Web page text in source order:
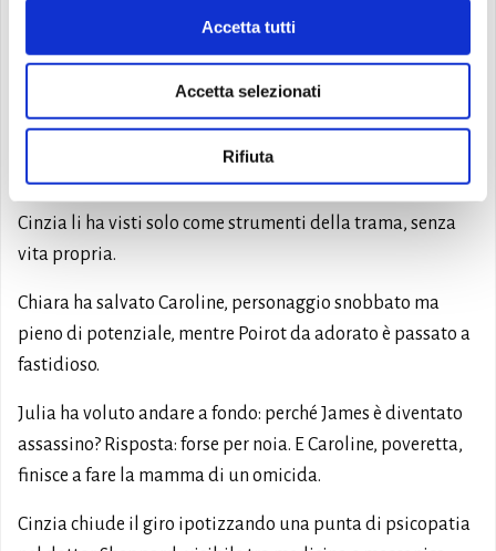
Accetta tutti
Accetta selezionati
Rifiuta
Franca li ha definiti immobili come la cittadina.
Cinzia li ha visti solo come strumenti della trama, senza
vita propria.
Chiara ha salvato Caroline, personaggio snobbato ma
pieno di potenziale, mentre Poirot da adorato è passato a
fastidioso.
Julia ha voluto andare a fondo: perché James è diventato
assassino? Risposta: forse per noia. E Caroline, poveretta,
finisce a fare la mamma di un omicida.
Cinzia chiude il giro ipotizzando una punta di psicopatia